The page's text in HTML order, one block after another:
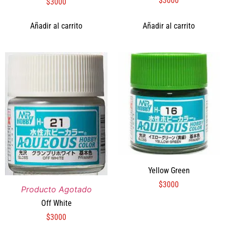
$3000
Añadir al carrito Añadir al carrito
Producto Agotado
Off White
$3000
Yellow Green
$3000